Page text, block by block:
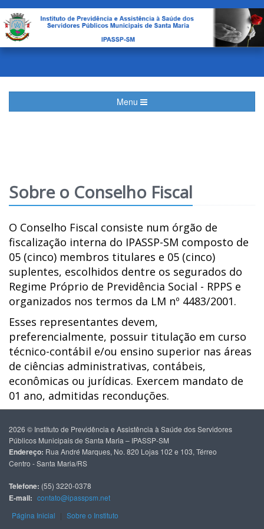
Menu
Sobre o Conselho Fiscal
O Conselho Fiscal consiste num órgão de
fiscalização interna do IPASSP-SM composto de
05 (cinco) membros titulares e 05 (cinco)
suplentes, escolhidos dentre os segurados do
Regime Próprio de Previdência Social - RPPS e
organizados nos termos da LM nº 4483/2001.
Esses representantes devem,
preferencialmente, possuir titulação em curso
técnico-contábil e/ou ensino superior nas áreas
de ciências administrativas, contábeis,
econômicas ou jurídicas. Exercem mandato de
01 ano, admitidas reconduções.
2026 © Instituto de Previdência e Assistência à Saúde dos Servidores
Públicos Municipais de Santa Maria – IPASSP-SM
Endereço: Rua André Marques, No. 820 Lojas 102 e 103, Térreo
Centro - Santa Maria/RS
Telefone: (55) 3220-0378
E-mail: contato@ipasspsm.net
Página Inicial | Sobre o Instituto